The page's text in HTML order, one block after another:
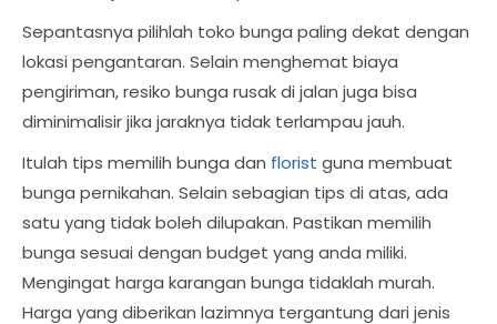
Sepantasnya pilihlah toko bunga paling dekat dengan
lokasi pengantaran. Selain menghemat biaya
pengiriman, resiko bunga rusak di jalan juga bisa
diminimalisir jika jaraknya tidak terlampau jauh.
Itulah tips memilih bunga dan florist guna membuat
bunga pernikahan. Selain sebagian tips di atas, ada
satu yang tidak boleh dilupakan. Pastikan memilih
bunga sesuai dengan budget yang anda miliki.
Mengingat harga karangan bunga tidaklah murah.
Harga yang diberikan lazimnya tergantung dari jenis